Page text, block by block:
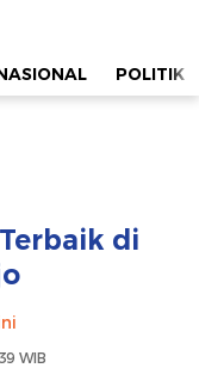
POLITIK
di
WIB